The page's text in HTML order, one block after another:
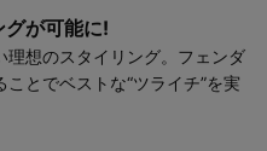
が可能に!
理想のスタイリング。フェンダ
とでベストな“ツライチ”を実